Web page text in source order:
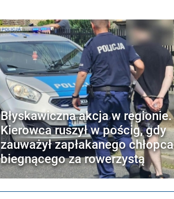
Błyskawiczna akcja w regionie.
Kierowca ruszył w pościg, gdy
zauważył zapłakanego chłopca
biegnącego za rowerzystą